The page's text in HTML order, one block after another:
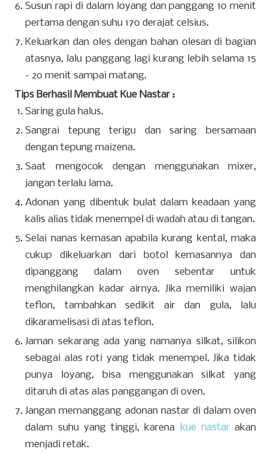
Susun rapi di dalam loyang dan panggang 10 menit
pertama dengan suhu 170 derajat celsius.
Keluarkan dan oles dengan bahan olesan di bagian
atasnya, lalu panggang lagi kurang lebih selama 15
- 20 menit sampai matang.
Tips Berhasil Membuat Kue Nastar :
Saring gula halus.
Sangrai tepung terigu dan saring bersamaan
dengan tepung maizena.
Saat mengocok dengan menggunakan mixer,
jangan terlalu lama.
Adonan yang dibentuk bulat dalam keadaan yang
kalis alias tidak menempel di wadah atau di tangan.
Selai nanas kemasan apabila kurang kental, maka
cukup dikeluarkan dari botol kemasannya dan
dipanggang dalam oven sebentar untuk
menghilangkan kadar airnya. Jika memiliki wajan
teflon, tambahkan sedikit air dan gula, lalu
dikaramelisasi di atas teflon.
Jaman sekarang ada yang namanya silkat, silikon
sebagai alas roti yang tidak menempel. Jika tidak
punya loyang, bisa menggunakan silkat yang
ditaruh di atas alas panggangan di oven.
Jangan memanggang adonan nastar di dalam oven
dalam suhu yang tinggi, karena kue nastarakan
menjadi retak.